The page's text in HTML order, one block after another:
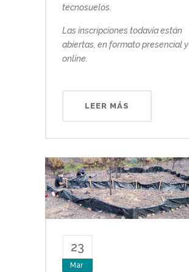
tecnosuelos.
Las inscripciones todavía están
abiertas, en formato presencial y
online.
LEER MÁS
23
Mar